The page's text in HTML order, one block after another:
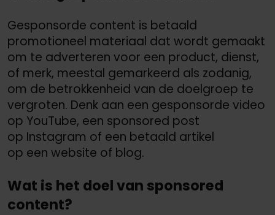
Gesponsorde content is betaald
promotioneel materiaal dat wordt gemaakt
om te adverteren voor een product, dienst,
of merk, meestal gemarkeerd als zodanig,
om de betrokkenheid van de doelgroep te
vergroten. Denk aan een gesponsorde video
op YouTube, een sponsored post
op Instagram of een betaald artikel
op een website of blog.
Wat is het doel van sponsored
content?